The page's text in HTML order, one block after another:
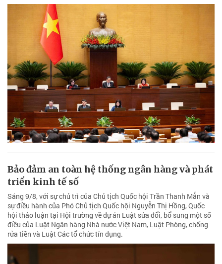
Bảo đảm an toàn hệ thống ngân hàng và phát
triển kinh tế số
Sáng 9/8, với sự chủ trì của Chủ tịch Quốc hội Trần Thanh Mẫn và
sự điều hành của Phó Chủ tịch Quốc hội Nguyễn Thị Hồng, Quốc
hội thảo luận tại Hội trường về dự án Luật sửa đổi, bổ sung một số
điều của Luật Ngân hàng Nhà nước Việt Nam, Luật Phòng, chống
rửa tiền và Luật Các tổ chức tín dụng.